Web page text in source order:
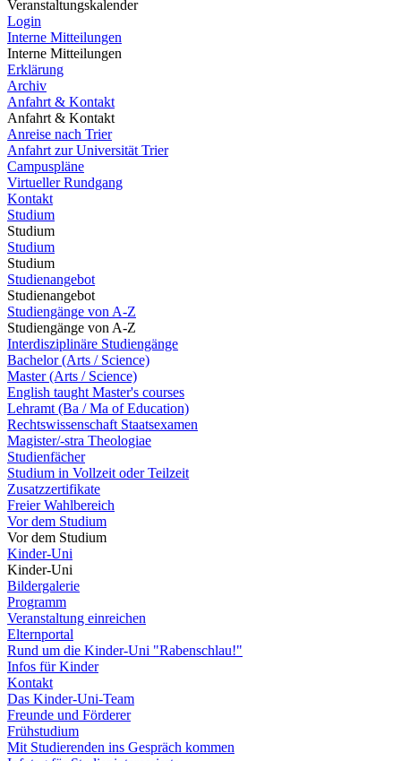
Veranstaltungskalender
Login
Interne Mitteilungen
Interne Mitteilungen
Erklärung
Archiv
Anfahrt & Kontakt
Anfahrt & Kontakt
Anreise nach Trier
Anfahrt zur Universität Trier
Campuspläne
Virtueller Rundgang
Kontakt
Studium
Studium
Studium
Studium
Studienangebot
Studienangebot
Studiengänge von A-Z
Studiengänge von A-Z
Interdisziplinäre Studiengänge
Bachelor (Arts / Science)
Master (Arts / Science)
English taught Master's courses
Lehramt (Ba / Ma of Education)
Rechtswissenschaft Staatsexamen
Magister/-stra Theologiae
Studienfächer
Studium in Vollzeit oder Teilzeit
Zusatzzertifikate
Freier Wahlbereich
Vor dem Studium
Vor dem Studium
Kinder-Uni
Kinder-Uni
Bildergalerie
Programm
Veranstaltung einreichen
Elternportal
Rund um die Kinder-Uni "Rabenschlau!"
Infos für Kinder
Kontakt
Das Kinder-Uni-Team
Freunde und Förderer
Frühstudium
Mit Studierenden ins Gespräch kommen